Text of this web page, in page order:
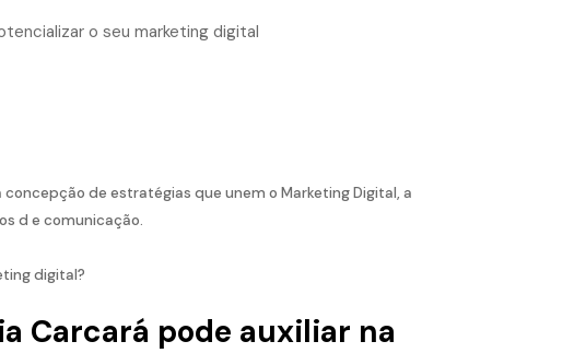
de estratégias que unem o Marketing Digital, a
d e comunicação.
digital?
Carcará pode auxiliar na